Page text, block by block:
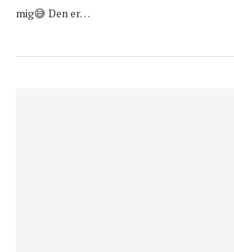
mig😅 Den er…